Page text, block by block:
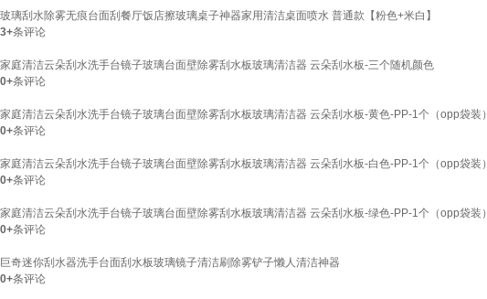
玻璃刮水除雾无痕台面刮餐厅饭店擦玻璃桌子神器家用清洁桌面喷水 普通款【粉色+米白】
3+条评论
家庭清洁云朵刮水洗手台镜子玻璃台面壁除雾刮水板玻璃清洁器 云朵刮水板-三个随机颜色
0+条评论
家庭清洁云朵刮水洗手台镜子玻璃台面壁除雾刮水板玻璃清洁器 云朵刮水板-黄色-PP-1个（opp袋装）
0+条评论
家庭清洁云朵刮水洗手台镜子玻璃台面壁除雾刮水板玻璃清洁器 云朵刮水板-白色-PP-1个（opp袋装）
0+条评论
家庭清洁云朵刮水洗手台镜子玻璃台面壁除雾刮水板玻璃清洁器 云朵刮水板-绿色-PP-1个（opp袋装）
0+条评论
巨奇迷你刮水器洗手台面刮水板玻璃镜子清洁刷除雾铲子懒人清洁神器
0+条评论